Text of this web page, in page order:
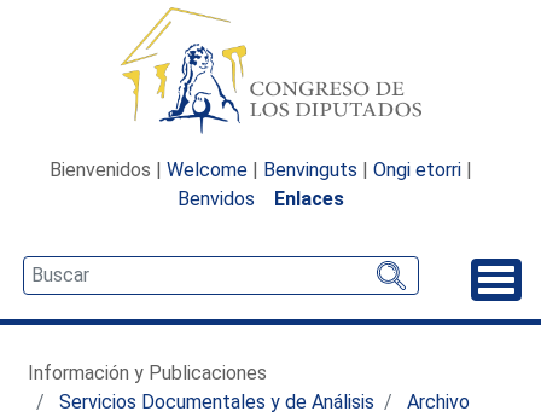
Bienvenidos | Welcome | Benvinguts | Ongi etorri |
Benvidos
Enlaces
Información y Publicaciones
Servicios Documentales y de Análisis
Archivo